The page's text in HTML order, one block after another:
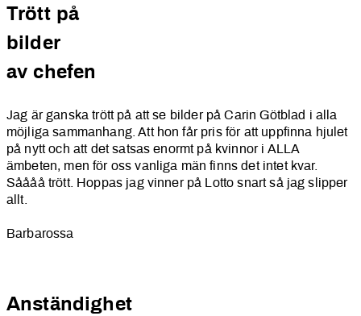
Trött på
bilder
av chefen
Jag är ganska trött på att se bilder på Carin Götblad i alla
möjliga sammanhang. Att hon får pris för att uppfinna hjulet
på nytt och att det satsas enormt på kvinnor i ALLA
ämbeten, men för oss vanliga män finns det intet kvar.
Såååå trött. Hoppas jag vinner på Lotto snart så jag slipper
allt.
Barbarossa
Anständighet